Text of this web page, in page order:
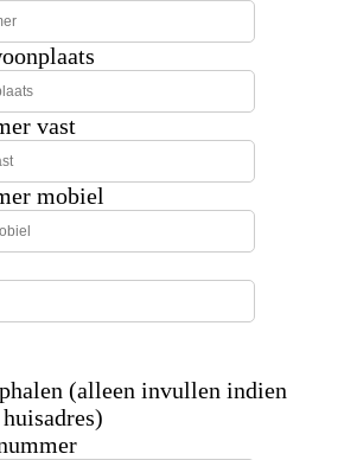
vast
mobiel
(alleen invullen indien